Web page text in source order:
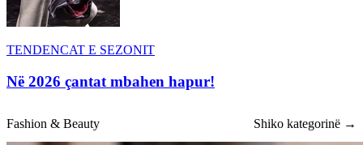
TENDENCAT E SEZONIT
Në 2026 çantat mbahen hapur!
Fashion & Beauty Shiko kategorinë →